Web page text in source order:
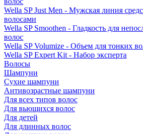
Wella SP Just Men - Мужская линия
волосами
Wella SP Smoothen - Гладкость для
волос
Wella SP Volumize - Объем для тонких
Wella SP Expert Kit - Набор эксперта
Волосы
Шампуни
Сухие шампуни
Антивозрастные шампуни
Для всех типов волос
Для вьющихся волос
Для детей
Для длинных волос